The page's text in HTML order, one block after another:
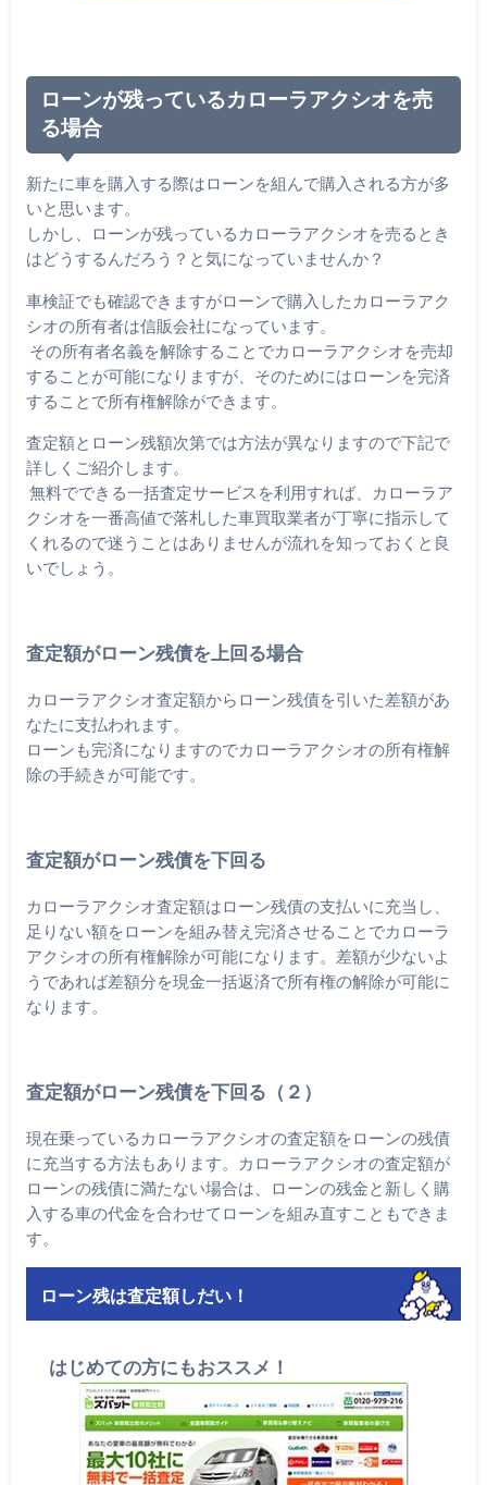
ローンが残っているカローラアクシオを売
る場合
新たに車を購入する際はローンを組んで購入される方が多
いと思います。
しかし、ローンが残っているカローラアクシオを売るとき
はどうするんだろう？と気になっていませんか？
車検証でも確認できますがローンで購入したカローラアク
シオの所有者は信販会社になっています。
その所有者名義を解除することでカローラアクシオを売却
することが可能になりますが、そのためにはローンを完済
することで所有権解除ができます。
査定額とローン残額次第では方法が異なりますので下記で
詳しくご紹介します。
無料でできる一括査定サービスを利用すれば、カローラア
クシオを一番高値で落札した車買取業者が丁寧に指示して
くれるので迷うことはありませんが流れを知っておくと良
いでしょう。
査定額がローン残債を上回る場合
カローラアクシオ査定額からローン残債を引いた差額があ
なたに支払われます。
ローンも完済になりますのでカローラアクシオの所有権解
除の手続きが可能です。
査定額がローン残債を下回る
カローラアクシオ査定額はローン残債の支払いに充当し、
足りない額をローンを組み替え完済させることでカローラ
アクシオの所有権解除が可能になります。差額が少ないよ
うであれば差額分を現金一括返済で所有権の解除が可能に
なります。
査定額がローン残債を下回る（２）
現在乗っているカローラアクシオの査定額をローンの残債
に充当する方法もあります。カローラアクシオの査定額が
ローンの残債に満たない場合は、ローンの残金と新しく購
入する車の代金を合わせてローンを組み直すこともできま
す。
ローン残は査定額しだい！
はじめての方にもおススメ！